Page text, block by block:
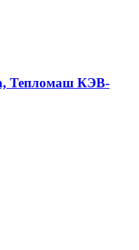
Тепломаш КЭВ-